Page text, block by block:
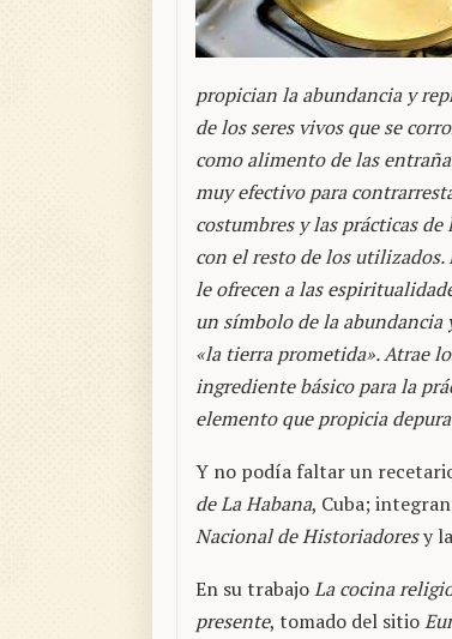
propician la abundancia y
de los seres vivos que se
como alimento de las
muy efectivo para
costumbres y las prácticas
con el resto de los utilizados.
le ofrecen a las
un símbolo de la abundancia
«la tierra prometida». Atrae
ingrediente básico para la
elemento que propicia
Y no podía faltar un
de La Habana, Cuba;
Nacional de Historiadoresy la
En su trabajoLa cocina
presente, tomado del sitio